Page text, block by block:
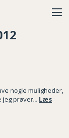
nogle muligheder,
jeg prøver... Læs